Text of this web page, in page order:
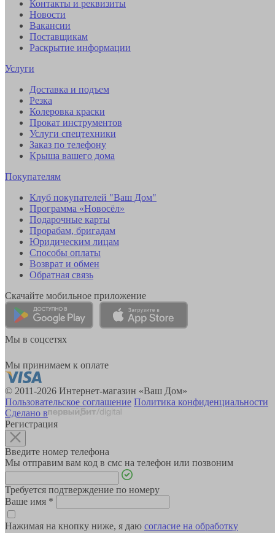
Контакты и реквизиты
Новости
Вакансии
Поставщикам
Раскрытие информации
Услуги
Доставка и подъем
Резка
Колеровка краски
Прокат инструментов
Услуги спецтехники
Заказ по телефону
Крыша вашего дома
Покупателям
Клуб покупателей "Ваш Дом"
Программа «Новосёл»
Подарочные карты
Прорабам, бригадам
Юридическим лицам
Способы оплаты
Возврат и обмен
Обратная связь
Скачайте мобильное приложение
Мы в соцсетях
Мы принимаем к оплате
© 2011-2026 Интернет-магазин «Ваш Дом»
Пользовательское соглашение Политика конфиденциальности
Сделано в
Регистрация
Введите номер телефона
Мы отправим вам код в смс на телефон или позвоним
Требуется подтверждение по номеру
Ваше имя *
Нажимая на кнопку ниже, я даю согласие на обработку